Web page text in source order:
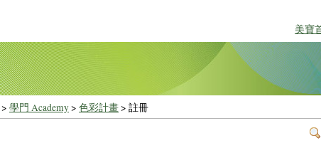
美寶
> 學門 Academy> 色彩計畫> 註冊